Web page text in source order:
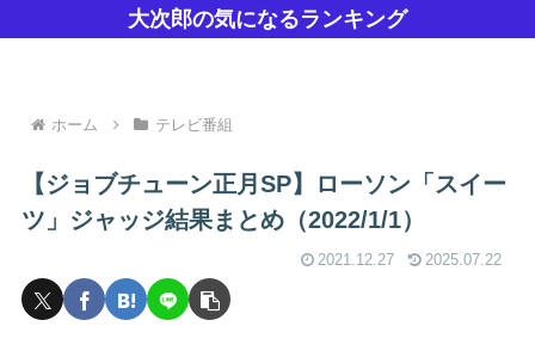
大次郎の気になるランキング
ホーム テレビ番組
【ジョブチューン正月SP】ローソン「スイー
ツ」ジャッジ結果まとめ（2022/1/1）
2021.12.27 2025.07.22